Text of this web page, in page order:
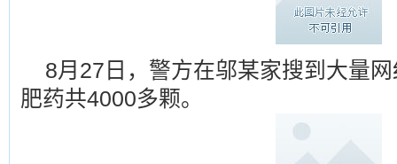
8月27日，警方在邬某家搜到大量网
肥药共4000多颗。